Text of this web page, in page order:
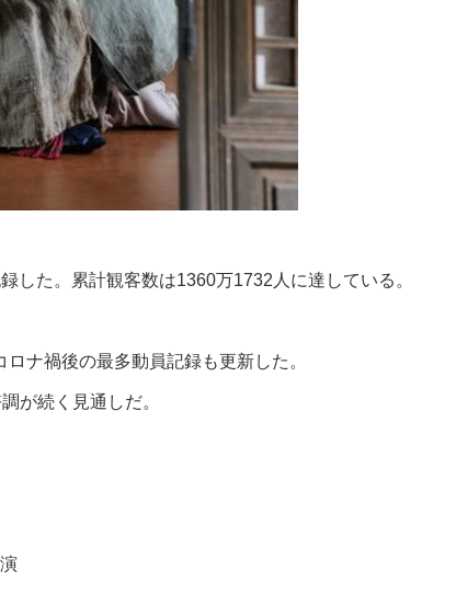
た。累計観客数は1360万1732人に達している。
ナ禍後の最多動員記録も更新した。
が続く見通しだ。